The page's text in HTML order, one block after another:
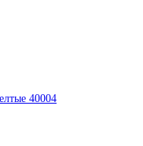
40004